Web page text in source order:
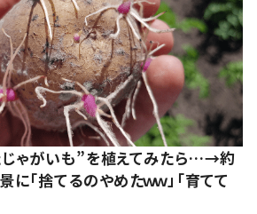
じゃがいも”を植えてみたら…→約
「捨てるのやめたｗｗ」「育てて